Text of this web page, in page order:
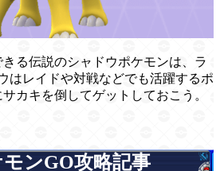
る伝説のシャドウポケモンは、ラ
はレイドや対戦などでも活躍するポ
カキを倒してゲットしておこう。
ンGO攻略記事